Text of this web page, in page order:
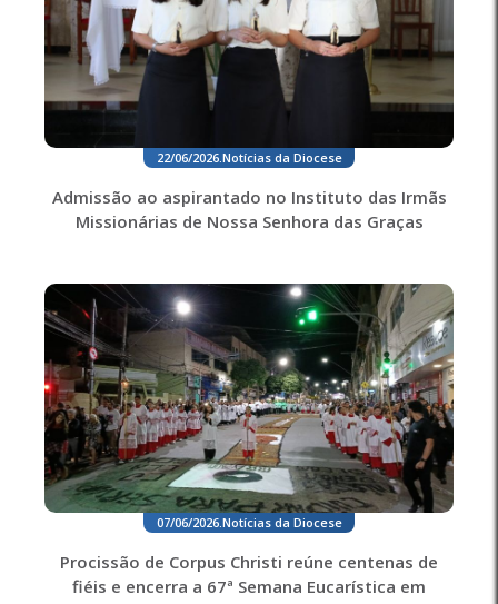
22/06/2026. Notícias da Diocese
Admissão ao aspirantado no Instituto das Irmãs
Missionárias de Nossa Senhora das Graças
07/06/2026.Notícias da Diocese
Procissão de Corpus Christi reúne centenas de
fiéis e encerra a 67ª Semana Eucarística em